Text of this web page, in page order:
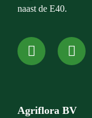
naast de E40.
Agriflora BV